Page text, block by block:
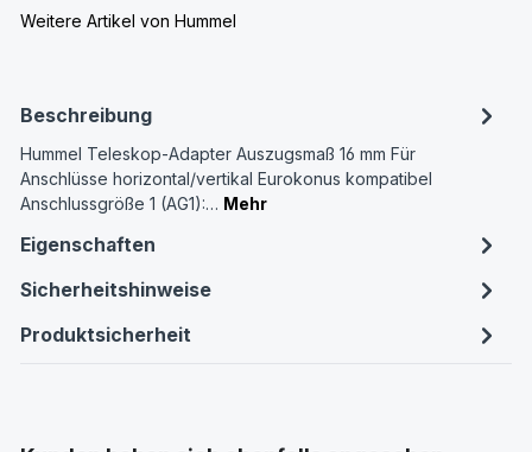
Weitere Artikel von Hummel
Beschreibung
Hummel Teleskop-Adapter Auszugsmaß 16 mm Für
Anschlüsse horizontal/vertikal Eurokonus kompatibel
Anschlussgröße 1 (AG1):… Mehr
Eigenschaften
Sicherheitshinweise
Produktsicherheit